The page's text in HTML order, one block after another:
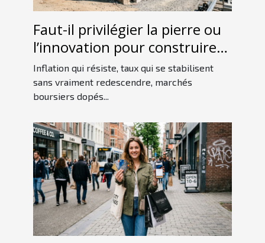
Faut-il privilégier la pierre ou
l’innovation pour construire
un patrimoine ?
Inflation qui résiste, taux qui se stabilisent
sans vraiment redescendre, marchés
boursiers dopés...